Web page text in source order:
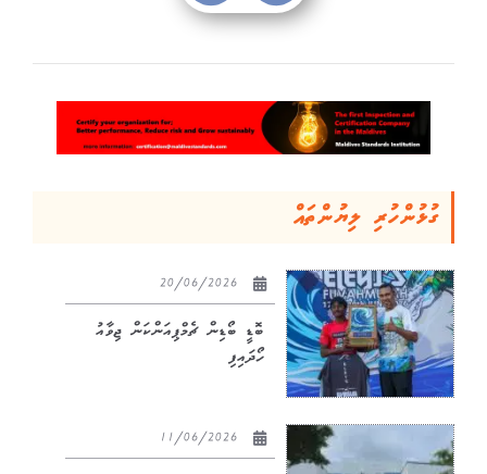
ގުޅުންހުރި ލިޔުންތައް
ބޮޑީ ބޯޑިން ޗެމްޕިއަންކަން ޖިވާއު
ހޯދައިފި